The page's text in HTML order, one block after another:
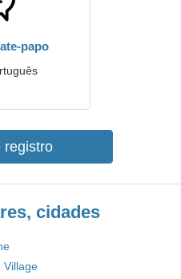
papo
registro
cidades
Village